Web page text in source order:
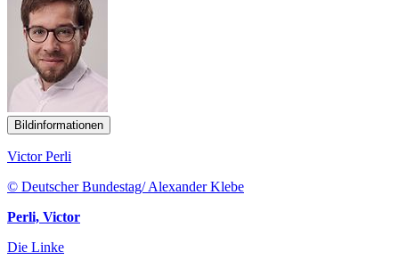
Bildinformationen
Victor Perli
© Deutscher Bundestag/ Alexander Klebe
Perli, Victor
Die Linke